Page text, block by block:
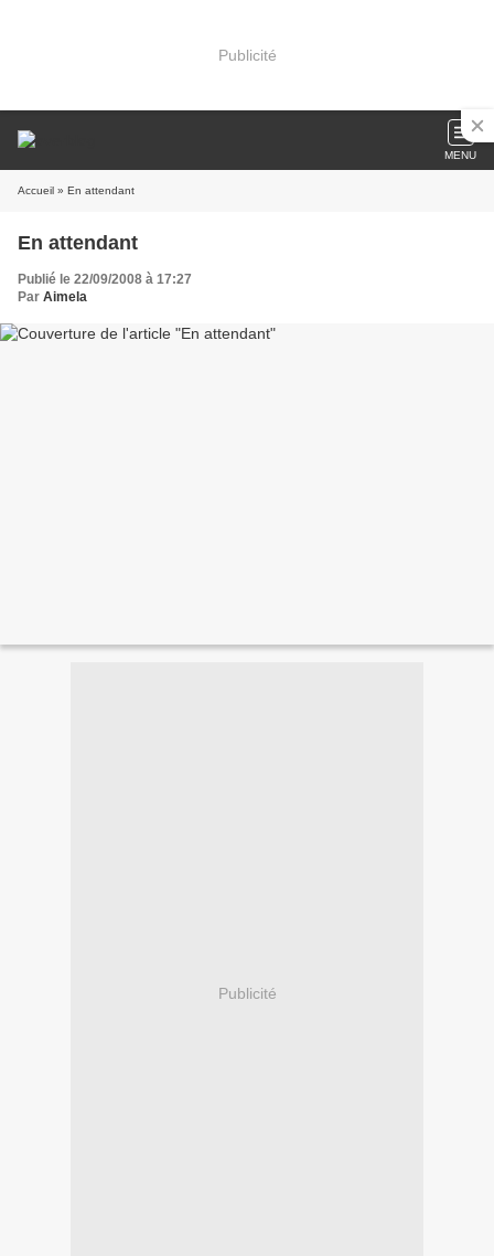
Publicité
MENU
Accueil » En attendant
En attendant
Publié le 22/09/2008 à 17:27
Par Aimela
Publicité